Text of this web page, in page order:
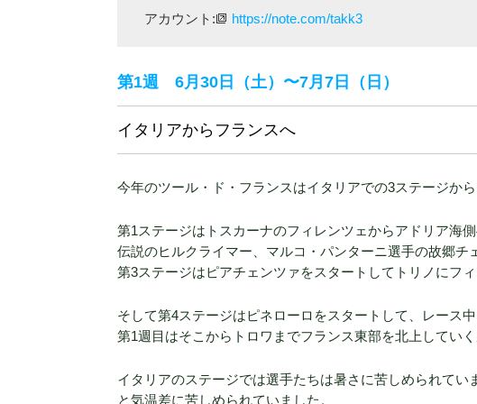
アカウント: https://note.com/takk3
第1週 6月30日（土）〜7月7日（日）
イタリアからフランスへ
今年のツール・ド・フランスはイタリアでの3ステージから
第1ステージはトスカーナのフィレンツェからアドリア海
伝説のヒルクライマー、マルコ・パンターニ選手の故郷チ
第3ステージはピアチェンツァをスタートしてトリノにフィ
そして第4ステージはピネローロをスタートして、レース
第1週目はそこからトロワまでフランス東部を北上していく
イタリアのステージでは選手たちは暑さに苦しめられて
と気温差に苦しめられていました。